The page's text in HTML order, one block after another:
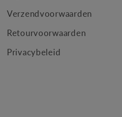
Verzendvoorwaarden
Retourvoorwaarden
Privacybeleid